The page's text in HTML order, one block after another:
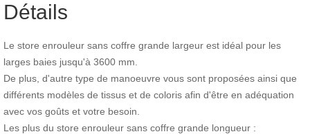
Détails
Le store enrouleur sans coffre grande largeur est idéal pour les
larges baies jusqu'à 3600 mm.
De plus, d'autre type de manoeuvre vous sont proposées ainsi que
différents modèles de tissus et de coloris afin d'être en adéquation
avec vos goûts et votre besoin.
Les plus du store enrouleur sans coffre grande longueur :